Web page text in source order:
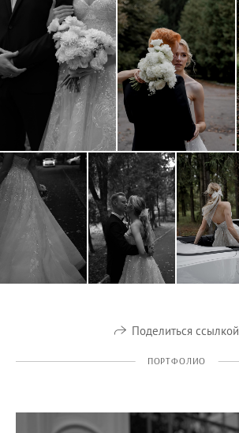
Поделиться ссылкой
ПОРТФОЛИО